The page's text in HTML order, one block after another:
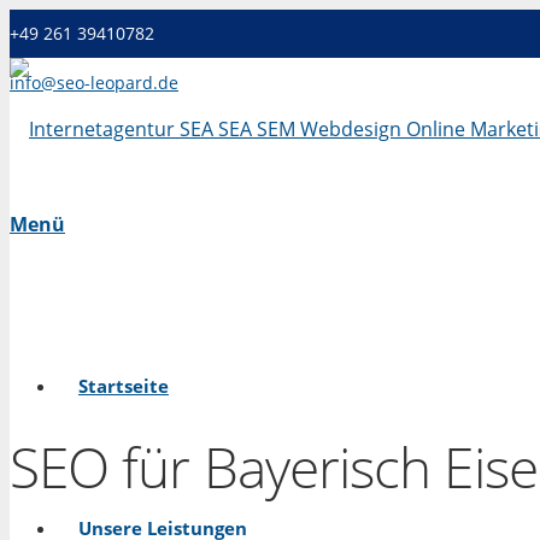
+49 261 39410782
info@seo-leopard.de
Mo - Fr 09.00 Uhr - 18.00 Uhr
Menü
Startseite
Unsere Leistungen
SEO für Bayerisch